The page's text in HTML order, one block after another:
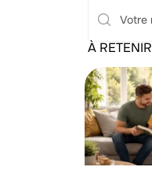
À RETENIR
Famille